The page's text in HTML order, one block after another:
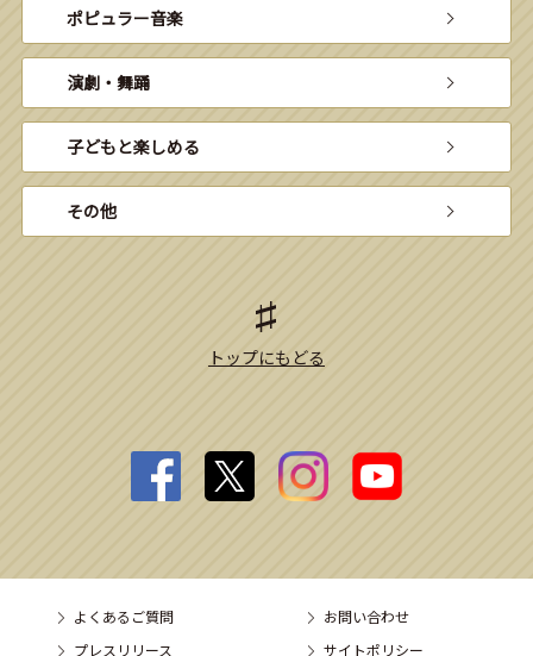
ポピュラー音楽
演劇・舞踊
子どもと楽しめる
その他
トップにもどる
よくあるご質問
お問い合わせ
プレスリリース
サイトポリシー